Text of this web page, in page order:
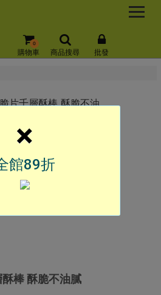
購物車
0
商品搜尋 批發
棒 酥脆不油膩
×
館89折